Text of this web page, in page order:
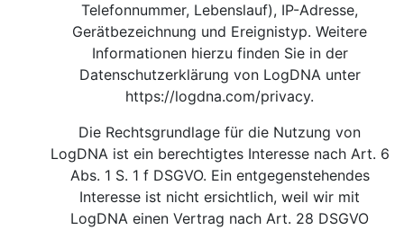
Telefonnummer, Lebenslauf), IP-Adresse,
Gerätbezeichnung und Ereignistyp. Weitere
Informationen hierzu finden Sie in der
Datenschutzerklärung von LogDNA unter
https://logdna.com/privacy.
Die Rechtsgrundlage für die Nutzung von
LogDNA ist ein berechtigtes Interesse nach Art. 6
Abs. 1 S. 1 f DSGVO. Ein entgegenstehendes
Interesse ist nicht ersichtlich, weil wir mit
LogDNA einen Vertrag nach Art. 28 DSGVO